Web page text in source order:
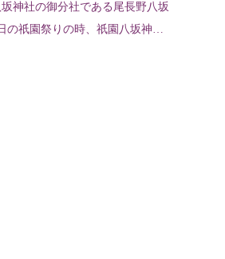
神社の御分社である尾長野八坂
の祇園祭りの時、祇園八坂神社